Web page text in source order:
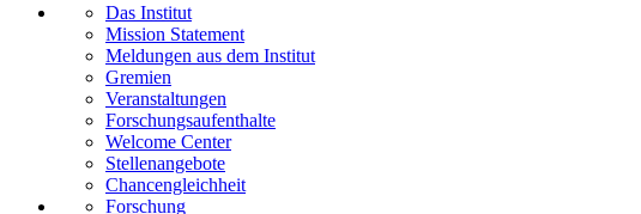
Das Institut
Mission Statement
Meldungen aus dem Institut
Gremien
Veranstaltungen
Forschungsaufenthalte
Welcome Center
Stellenangebote
Chancengleichheit
Forschung